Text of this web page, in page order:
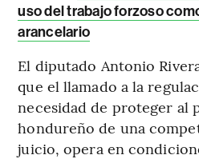
uso del trabajo forzoso
arancelario
El diputado Antonio
que el llamado a la
necesidad de proteger al
hondureño de una
juicio, opera en